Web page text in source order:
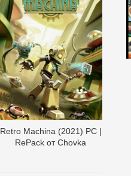
Retro Machina (2021) PC |
RePack от Chovka